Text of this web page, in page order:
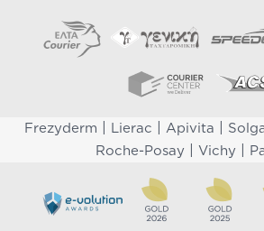
Frezyderm Lierac Apivita
Roche-Posay
Vichy